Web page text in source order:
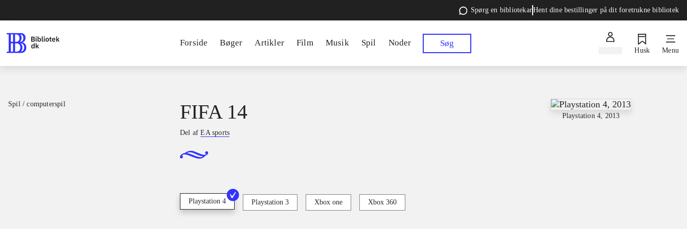
Spørg en bibliotekarHent dine bestillinger på dit foretrukne bibliotek
Forside Bøger Artikler Film Musik Spil Noder Søg
Husk Menu
Spil / computerspil
Playstation 4, 2013
FIFA 14
Del afEA sports
Playstation 4 Playstation 3 Xbox one Xbox 360